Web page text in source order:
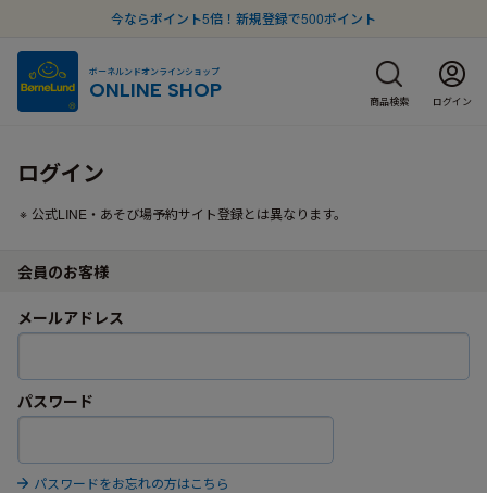
今ならポイント5倍！新規登録で500ポイント
ボーネルンドオンラインショップ
ONLINE SHOP 商品検索 ログイン
ログイン
公式LINE・あそび場予約サイト登録とは異なります。
会員のお客様
メールアドレス
パスワード
パスワードをお忘れの方はこちら